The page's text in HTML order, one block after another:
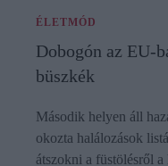
ÉLETMÓD
Dobogón az EU-
büszkék
Második helyen áll
okozta halálozások
átszokni a füstölésről